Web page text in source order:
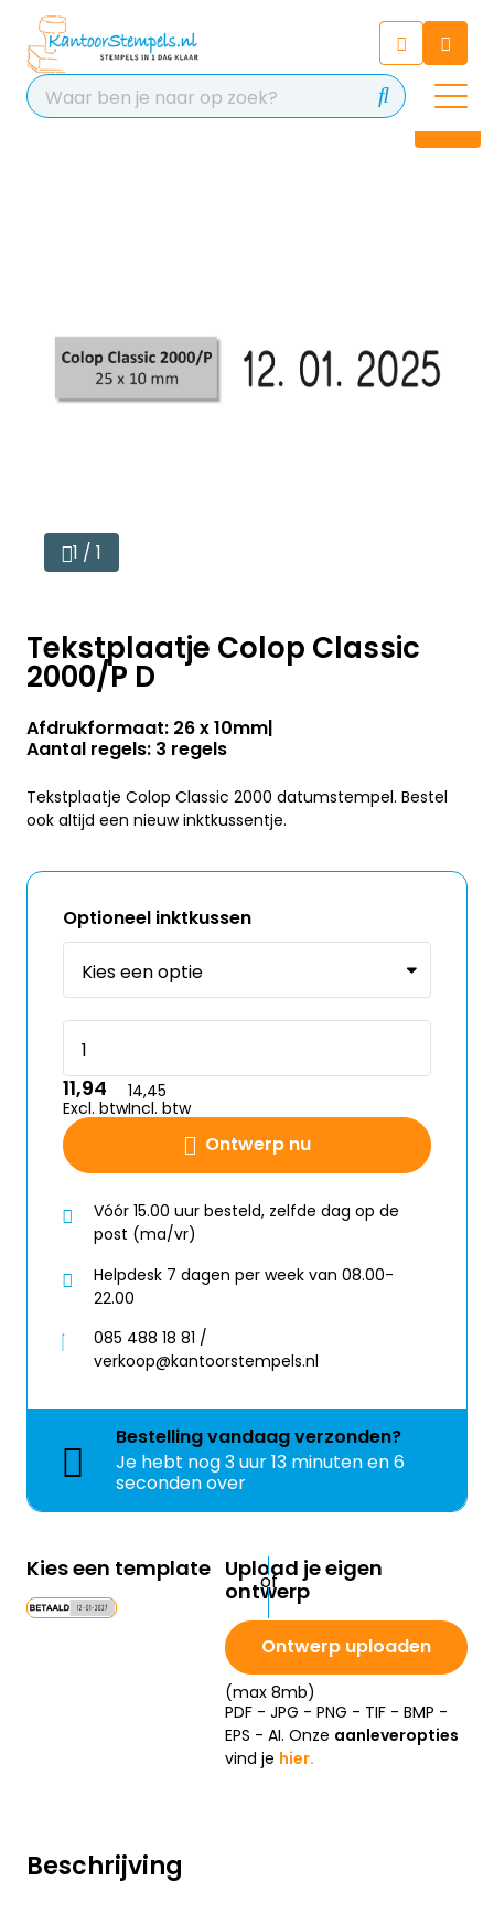
Chat 24/7 met onze chatbot
voor hulp
Contact
Beschrijving
1 / 1
Tekstplaatje Colop Classic
2000/P D
Afdrukformaat: 26 x 10mm
Aantal regels: 3 regels
Tekstplaatje Colop Classic 2000 datumstempel. Bestel
ook altijd een nieuw inktkussentje.
Optioneel inktkussen
Ontwerp nu
11,94
Excl. btw
14,45
Incl. btw
Vóór 15.00 uur besteld, zelfde dag op de
post (ma/vr)
Helpdesk 7 dagen per week van 08.00-
22.00
085 488 18 81 /
verkoop@kantoorstempels.nl
Bestellingvandaagverzonden?
Je hebt nog3 uur 13 minuten en 6
seconden over
Kies een template Upload je eigen
ontwerp
Ontwerp uploaden
(max 8mb)
PDF - JPG - PNG - TIF - BMP -
EPS - AI. Onze aanleveropties
vind je hier.